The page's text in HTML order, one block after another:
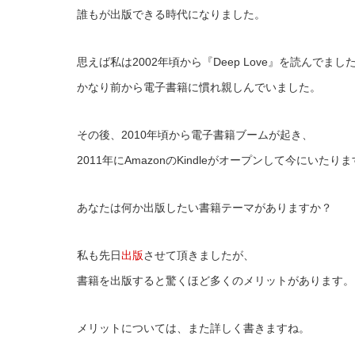
誰もが出版できる時代になりました。
思えば私は2002年頃から『Deep Love』を読んでました
かなり前から電子書籍に慣れ親しんでいました。
その後、2010年頃から電子書籍ブームが起き、
2011年にAmazonのKindleがオープンして今にいたりま
あなたは何か出版したい書籍テーマがありますか？
私も先日出版させて頂きましたが、
書籍を出版すると驚くほど多くのメリットがあります。
メリットについては、また詳しく書きますね。